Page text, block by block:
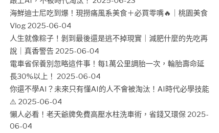
海鮮迪士尼吃到爆！現撈痛風系美食＋必買零嘴🔥｜桃園美食
Vlog 2025-06-04
人生就像粽子！剝到最後還是逃不掉現實｜減肥什麼的先吃再
說｜真香警告 2025-06-04
電車省保養別忽略這件事！每1萬公里調胎一次，輪胎壽命延
長30%以上！ 2025-06-04
你還不學AI？未來只有懂AI的人不會被淘汰！AI時代必學技能
⚠️ 2025-06-04
懶人必看！老天爺牌免費高壓水柱洗車術，省錢又環保 2025-
06-04